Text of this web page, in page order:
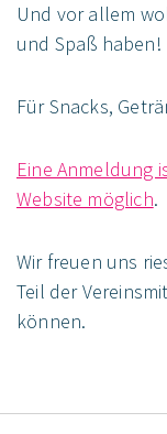
Und vor allem
und Spaß haben!
Für Snacks,
Eine Anmeldung
Website möglich.
Wir freuen uns
Teil der
können.